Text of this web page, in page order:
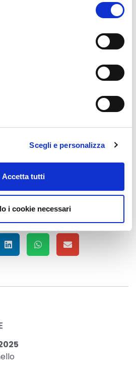
Scegli e personalizza
Accetta tutti
i cookie necessari
SCARICA MANUALE PDF